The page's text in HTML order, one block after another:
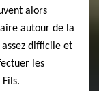
alors
autour de la
difficile et
les